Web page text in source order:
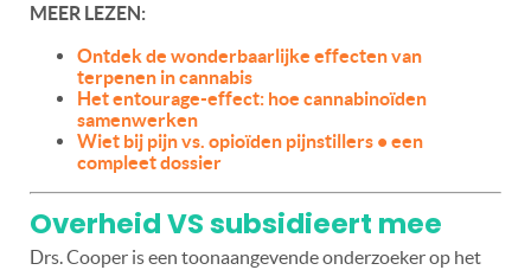
MEER LEZEN:
Ontdek de wonderbaarlijke effecten van
terpenen in cannabis
Het entourage-effect: hoe cannabinoïden
samenwerken
Wiet bij pijn vs. opioïden pijnstillers • een
compleet dossier
Overheid VS subsidieert mee
Drs. Cooper is een toonaangevende onderzoeker op het